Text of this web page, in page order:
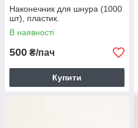
Наконечник для шнура (1000
шт), пластик.
В наявності
500 ₴/пач
Купити